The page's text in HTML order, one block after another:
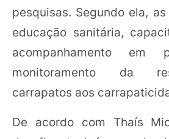
pesquisas. Segundo ela,
educação sanitária,
acompanhamento em
monitoramento da
carrapatos aos
De acordo com Thaís